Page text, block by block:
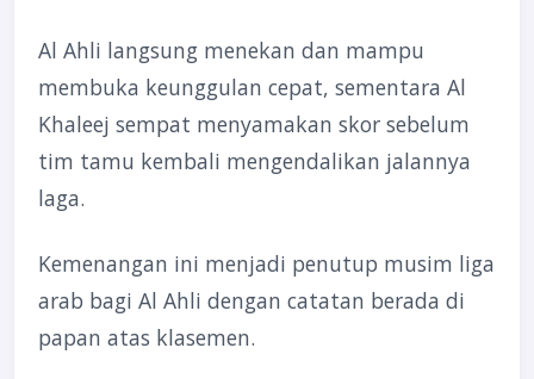
Al Ahli langsung menekan dan mampu
membuka keunggulan cepat, sementara Al
Khaleej sempat menyamakan skor sebelum
tim tamu kembali mengendalikan jalannya
laga.
Kemenangan ini menjadi penutup musim liga
arab bagi Al Ahli dengan catatan berada di
papan atas klasemen.